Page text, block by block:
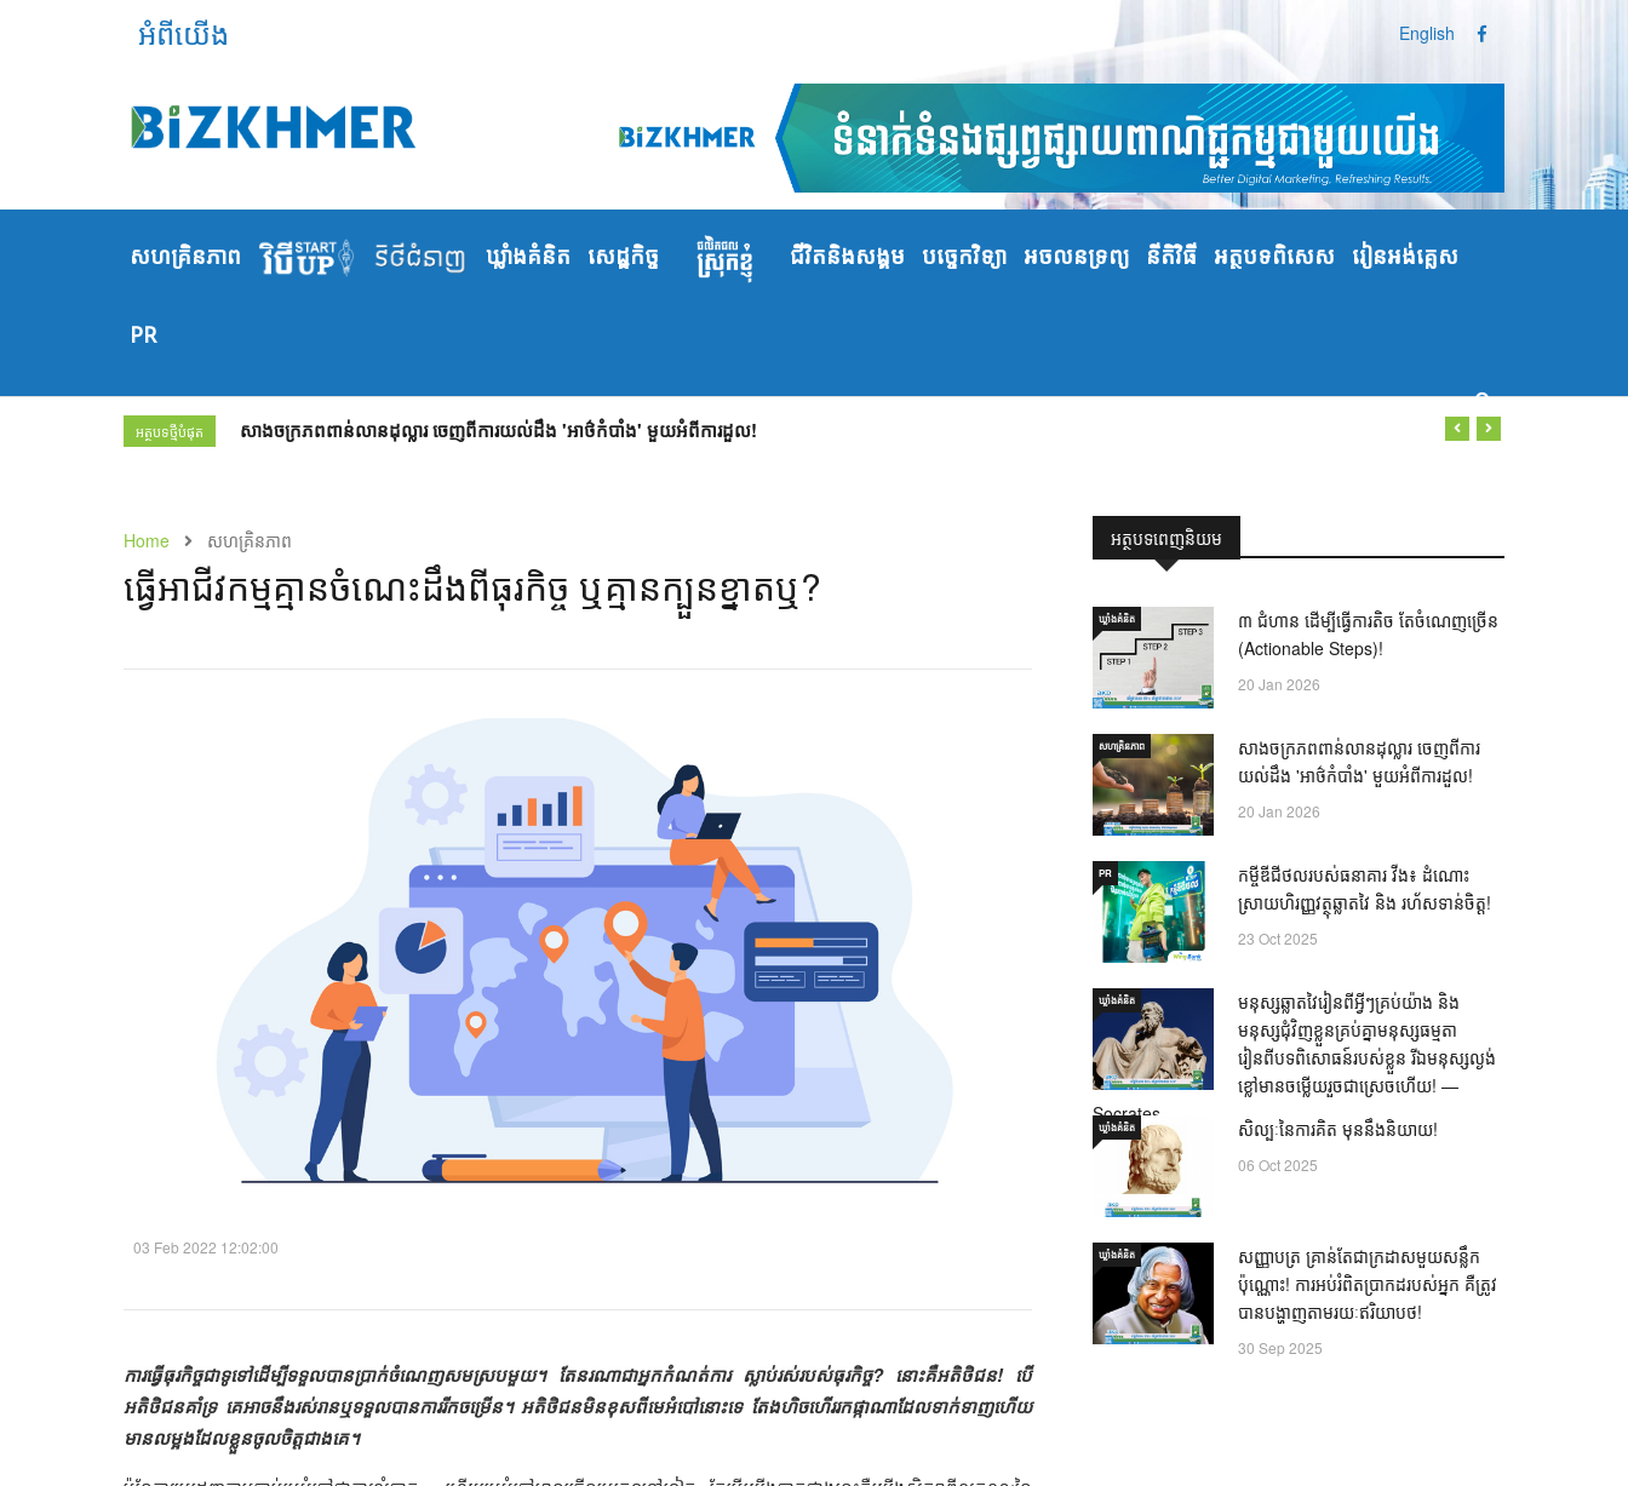
អំពីយើង English
សហគ្រិនភាព ឃ្លាំង​គំនិត សេដ្ឋកិច្ច ជីវិតនិងសង្គម បច្ចេកវិទ្យា អចលនទ្រព្យ នីតិវិធី អត្ថបទពិសេស រៀនអង់គ្លេស
PR
អត្ថបទថ្មីបំផុត សាងចក្រភពពាន់លានដុល្លារ ចេញពីការយល់ដឹង 'អាថ៌កំបាំង' មួយអំពីការដួល!
Home សហគ្រិនភាព
ធ្វើអាជីវកម្មគ្មានចំណេះដឹងពីធុរកិច្ច ឬគ្មានក្បួនខ្នាតឬ?​
03 Feb 2022 12:02:00
ការធ្វើធុរកិច្ចជាទូទៅដើម្បីទទួលបានប្រាក់ចំណេញសមស្របមួយ។ តែនរណាជាអ្នកកំណត់ការ ស្លាប់រស់របស់ធុរកិច្ច? នោះគឺអតិថិជន! បើ
អតិថិជនគាំទ្រ គេអាចនឹងរស់រានឬទទួលបានការរីកចម្រើន។ អតិថិជនមិនខុសពីមេអំបៅនោះទេ តែងហិចហើររកផ្កាណាដែលទាក់ទាញហើយ
មានលម្អងដែលខ្លួនចូលចិត្តជាងគេ។
អត្ថបទពេញនិយម
ឃ្លាំង​គំនិត
៣ ជំហាន ដើម្បីធ្វើការតិច តែចំណេញច្រើន
(Actionable Steps)!
20 Jan 2026
សហគ្រិនភាព
សាងចក្រភពពាន់លានដុល្លារ ចេញពីការ
យល់ដឹង 'អាថ៌កំបាំង' មួយអំពីការដួល!
20 Jan 2026
PR
កម្ចីឌីជីថលរបស់ធនាគារ វីង៖ ដំណោះ
ស្រាយហិរញ្ញវត្ថុឆ្លាតវៃ និង រហ័សទាន់ចិត្ត!
23 Oct 2025
ឃ្លាំង​គំនិត
មនុស្សឆ្លាតវៃរៀនពីអ្វីៗគ្រប់យ៉ាង និង
មនុស្សជុំវិញខ្លួនគ្រប់គ្នាមនុស្សធម្មតា
រៀនពីបទពិសោធន៍របស់ខ្លួន រីឯមនុស្សល្ងង់
ខ្លៅមានចម្លើយរួចជាស្រេចហើយ! —
Socrates
21 Oct 2025
ឃ្លាំង​គំនិត សិល្បៈនៃការគិត មុននឹងនិយាយ!
06 Oct 2025
ឃ្លាំង​គំនិត
សញ្ញាបត្រ គ្រាន់តែជាក្រដាសមួយសន្លឹក
ប៉ុណ្ណោះ! ការអប់រំពិតប្រាកដរបស់អ្នក គឺត្រូវ
បានបង្ហាញតាមរយៈឥរិយាបថ!
30 Sep 2025